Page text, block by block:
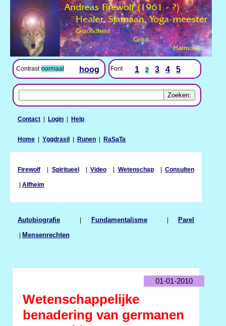
Contrast normaal hoog Font 1 2 3 4 5
Contact | Login | Help
Home | Yggdrasil | Runen | RaSaTa
Firewolf | Spiritueel| Video | Wetenschap| Consulten
| Alfheim
Autobiografie | Fundamentalisme| Parel
| Mensenrechten
01-01-2010
Wetenschappelijke
benadering van germanen